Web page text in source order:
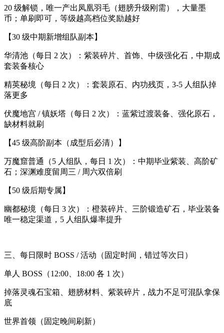
20 级解锁，唯一产出凤凰羽毛（翅膀升级刚需），大量墨
币；单刷即可，等级越高档位奖励越好
【30 级中期新增组队副本】
华清池（每日 2 次）：紫装碎片、首饰、中级强化石，中期成
套装备核心
精英秘境（每日 2 次）：套装原石、内功残页，3-5 人组队掉
落更多
伏魔地宫 / 镇妖塔（每日 2 次）：蓝紫过渡装备、强化原石，
缺材料就刷
【45 级高阶副本（成型后必清）】
万魔窟普通（5 人组队，每日 1 次）：中期毕业紫装、高阶矿
石；深渊难度留周三 / 周六双倍刷
【50 级后期专属】
幽都秘境（每日 3 次）：橙装碎片、三阶锻造矿石，毕业装备
唯一稳定渠道，5 人组队爆率提升
三、每日限时 BOSS / 活动（固定时间，错过等次日）
单人 BOSS（12:00、18:00 各 1 次）
掉落灵魂石宝箱、翅膀材料、紫装碎片，战力不足可混队拿保
底
世界首领（固定晚间刷新）